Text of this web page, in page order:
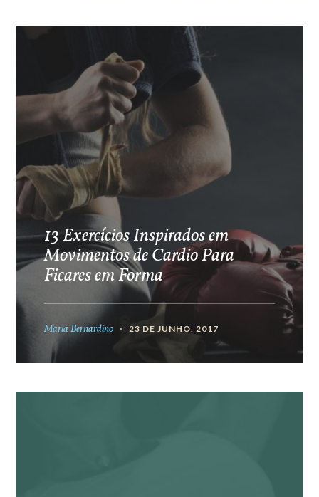
13 Exercícios Inspirados em
Movimentos de Cardio Para
Ficares em Forma
Maria Bernardino 23 DE JUNHO, 2017